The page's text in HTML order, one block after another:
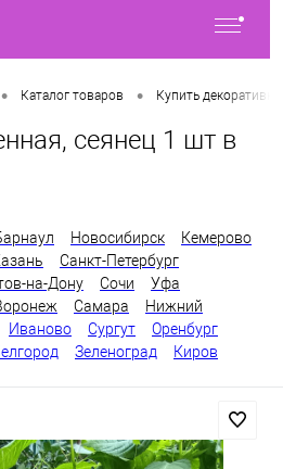
• Каталог товаров • Купить
сеянец 1 шт в
Новосибирск
Кемерово
Санкт-Петербург
на-Дону Сочи
Уфа
Самара
Нижний
Иваново Сургут
Оренбург
Зеленоград
Киров